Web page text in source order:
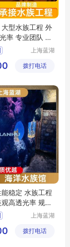
型水族工程 外
率 专业团队 蓝
上海蓝湖
有限公司
拨打电话
稳定 水族工程
高透光率 规格
水族馆
上海蓝湖
有限公司
拨打电话